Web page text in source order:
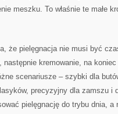
meszku. To właśnie te małe
że pielęgnacja nie musi być
kremowanie, na
scenariusze – szybki dla
precyzyjny dla zamszu i
pielęgnację do trybu dnia, a